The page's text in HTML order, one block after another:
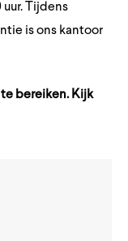
uur. Tijdens
is ons kantoor
bereiken. Kijk